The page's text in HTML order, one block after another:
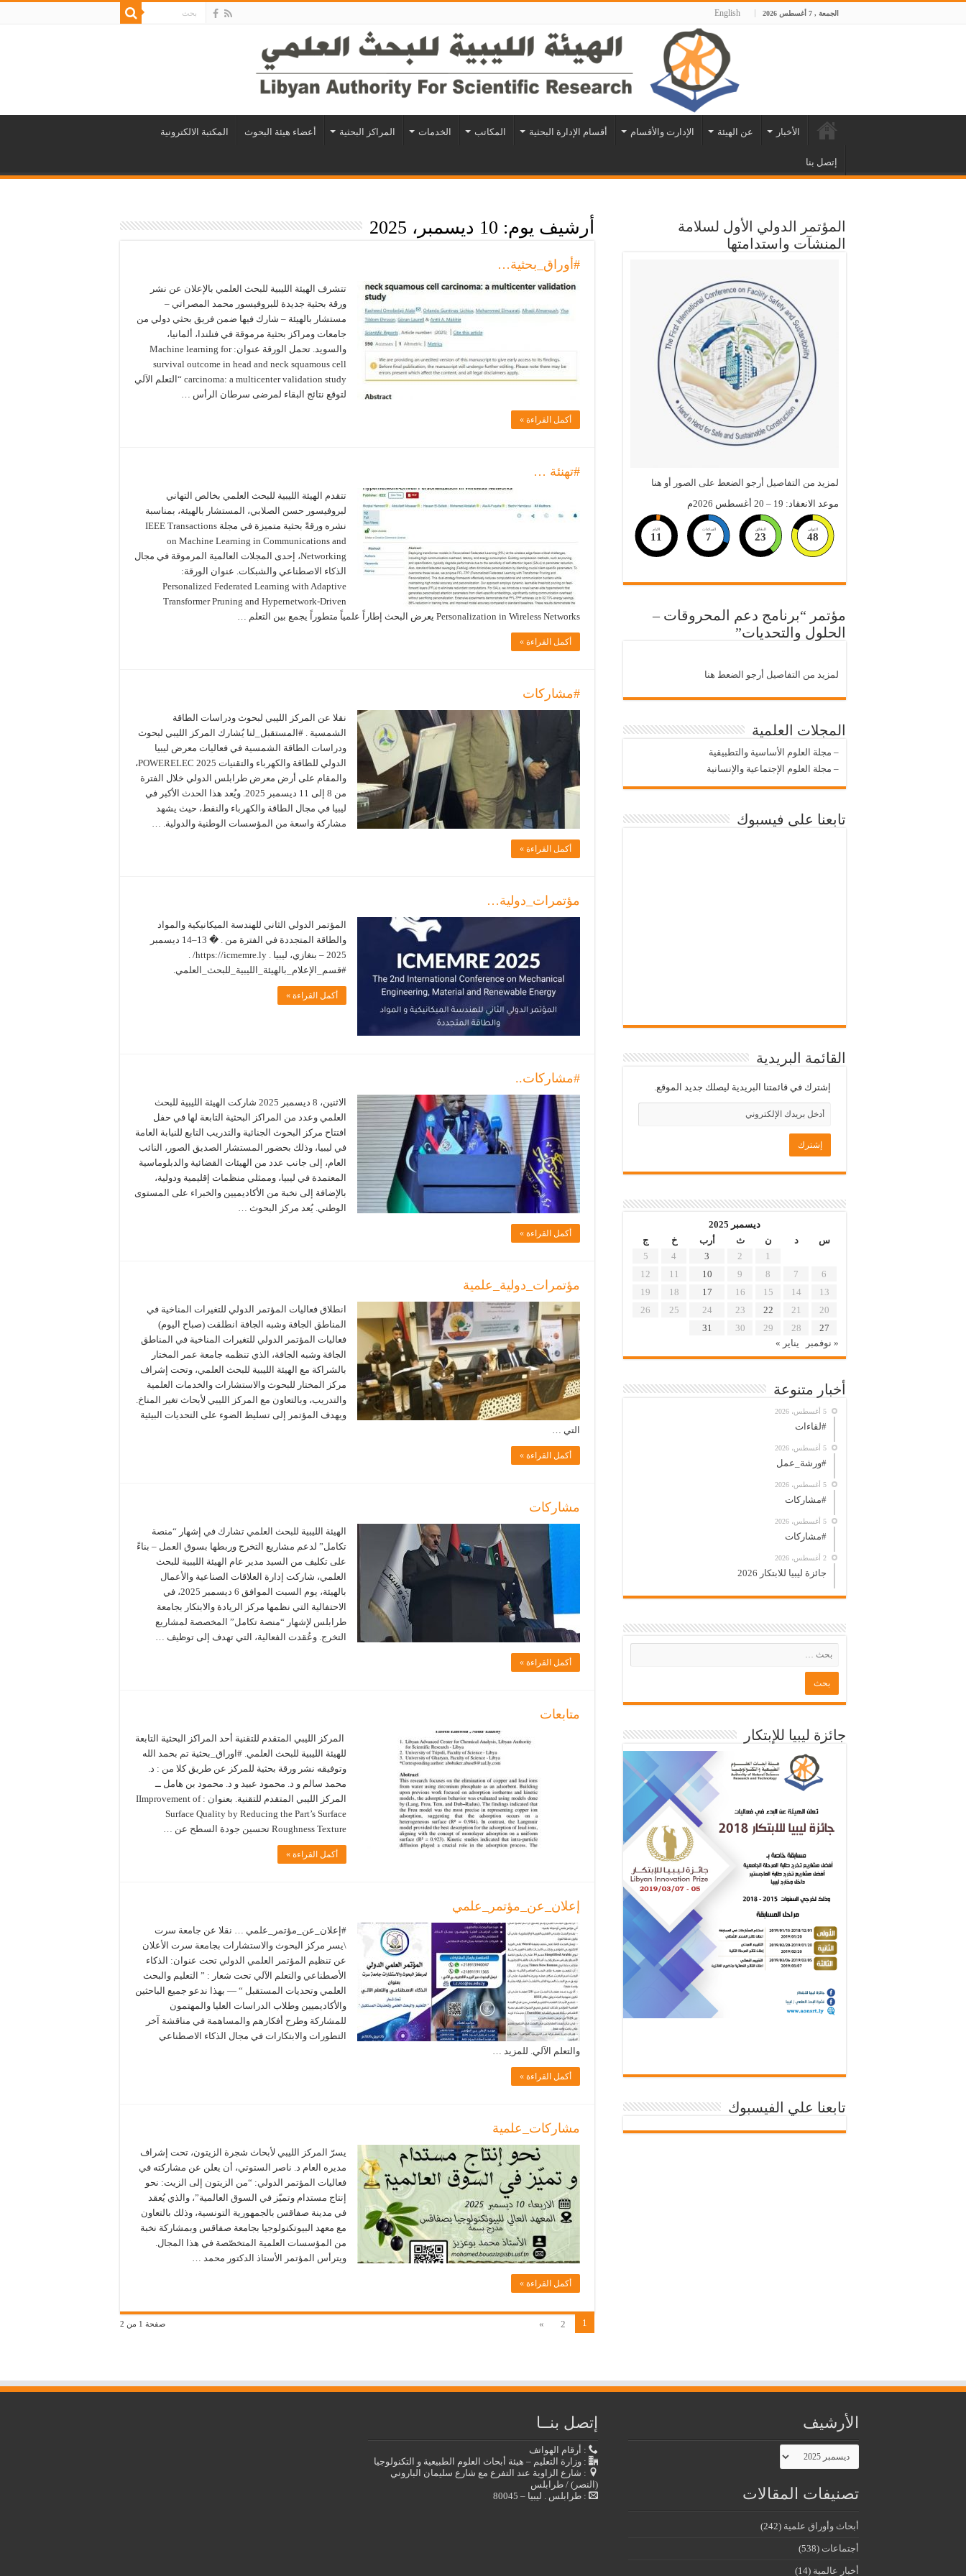
الجمعة , 7 أغسطس 2026 English
الأخبار عن الهيئة الإدارت والأقسام أقسام الإدارة البحثية المكاتب الخدمات المراكز البحثية أعضاء هيئة البحوث المكتبة الالكترونية
إتصل بنا
أرشيف يوم: 10 ديسمبر، 2025
#أوراق_بحثية…
تتشرف الهيئة الليبية للبحث العلمي بالإعلان عن نشر
ورقة بحثية جديدة للبروفيسور محمد المصراتي –
مستشار بالهيئة – شارك فيها ضمن فريق بحثي دولي من
جامعات ومراكز بحثية مرموقة في فنلندا، ألمانيا،
والسويد. تحمل الورقة عنوان: Machine learning for
survival outcome in head and neck squamous cell
carcinoma: a multicenter validation study “التعلم الآلي
لتوقع نتائج البقاء لمرضى سرطان الرأس …
أكمل القراءة »
#تهنئة …
تتقدم الهيئة الليبية للبحث العلمي بخالص التهاني
لبروفيسور حسن الصلابي، المستشار بالهيئة، بمناسبة
نشره ورقةً بحثية متميزة في مجلة IEEE Transactions
on Machine Learning in Communications and
Networking، إحدى المجلات العالمية المرموقة في مجال
الذكاء الاصطناعي والشبكات. عنوان الورقة:
Personalized Federated Learning with Adaptive
Transformer Pruning and Hypernetwork-Driven
Personalization in Wireless Networks يعرض البحث إطاراً علمياً متطوراً يجمع بين التعلم …
أكمل القراءة »
#مشاركات
نقلا عن المركز الليبي لبحوث ودراسات الطاقة
الشمسية . #المستقبل_لنا يُشارك المركز الليبي لبحوث
ودراسات الطاقة الشمسية في فعاليات معرض ليبيا
الدولي للطاقة والكهرباء والتقنيات POWERELEC 2025،
والمقام على أرض معرض طرابلس الدولي خلال الفترة
من 8 إلى 11 ديسمبر 2025. ويُعد هذا الحدث الأكبر في
ليبيا في مجال الطاقة والكهرباء والنفط، حيث يشهد
مشاركة واسعة من المؤسسات الوطنية والدولية. …
أكمل القراءة »
مؤتمرات_دولية…
المؤتمر الدولي الثاني للهندسة الميكانيكية والمواد
والطاقة المتجددة في الفترة من . � 13–14 ديسمبر
2025 – بنغازي، ليبيا . https://icmemre.ly/ .
#قسم_الإعلام_بالهيئة_الليبية_للبحث_العلمي.
أكمل القراءة »
#مشاركات..
الاثنين، 8 ديسمبر 2025 شاركت الهيئة الليبية للبحث
العلمي وعدد من المراكز البحثية التابعة لها في حفل
افتتاح مركز البحوث الجنائية والتدريب التابع للنيابة العامة
في ليبيا، وذلك بحضور المستشار الصديق الصور، النائب
العام، إلى جانب عدد من الهيئات القضائية والدبلوماسية
المعتمدة في ليبيا، وممثلي منظمات إقليمية ودولية،
بالإضافة إلى نخبة من الأكاديميين والخبراء على المستوى
الوطني. يُعد مركز البحوث …
أكمل القراءة »
مؤتمرات_دولية_علمية
انطلاق فعاليات المؤتمر الدولي للتغيرات المناخية في
المناطق الجافة وشبه الجافة انطلقت (صباح اليوم)
فعاليات المؤتمر الدولي للتغيرات المناخية في المناطق
الجافة وشبه الجافة، الذي تنظمه جامعة عمر المختار
بالشراكة مع الهيئة الليبية للبحث العلمي، وتحت إشراف
مركز المختار للبحوث والاستشارات والخدمات العلمية
والتدريب، وبالتعاون مع المركز الليبي لأبحاث تغير المناخ.
ويهدف المؤتمر إلى تسليط الضوء على التحديات البيئية
التي …
أكمل القراءة »
مشاركات
الهيئة الليبية للبحث العلمي تشارك في إشهار “منصة
تكامل” لدعم مشاريع التخرج وربطها بسوق العمل – بناءً
على تكليف من السيد مدير عام الهيئة الليبية للبحث
العلمي، شاركت إدارة العلاقات الصناعية والأعمال
بالهيئة، يوم السبت الموافق 6 ديسمبر 2025، في
الاحتفالية التي نظمها مركز الريادة والابتكار بجامعة
طرابلس لإشهار “منصة تكامل” المخصصة لمشاريع
التخرج. وعُقدت الفعالية، التي تهدف إلى توظيف …
أكمل القراءة »
متابعات
المركز الليبي المتقدم للتقنية أحد المراكز البحثية التابعة
للهيئة الليبية للبحث العلمي. #اوراق_بحثية تم بحمد الله
وتوفيقه نشر ورقة بحثية للمركز عن طريق كلا من : د.
محمد سالم و د. محمود عبيد و د. محمود بن هامل ــ
المركز الليبي المتقدم للتقنية. بعنوان : IImprovement of
Surface Quality by Reducing the Part’s Surface
Roughness Texture تحسين جودة السطح عن …
أكمل القراءة »
إعلان_عن_مؤتمر_علمي
#إعلان_عن_مؤتمر_علمي … نقلا عن جامعة سرت
\يسر مركز البحوث والاستشارات بجامعة سرت الأعلان
عن تنظيم المؤتمر العلمي الدولي تحت عنوان: الذكاء
الأصطناعي والتعلم الآلي تحت شعار : ” التعليم والبحث
العلمي وتحديات المستقبل “ — بهذا ندعو جميع الباحثين
والأكاديميين وطلاب الدراسات العليا والمهتمون
للمشاركة وطرح أفكارهم والمساهمة في مناقشة آخر
التطورات والابتكارات في مجال الذكاء الاصطناعي
والتعلم الآلي. للمزيد …
أكمل القراءة »
مشاركات_علمية
يسرّ المركز الليبي لأبحاث شجرة الزيتون، تحت إشراف
مديره العام د. ناصر الستوتي، أن يعلن عن مشاركته في
فعاليات المؤتمر الدولي: “من الزيتون إلى الزيت: نحو
إنتاج مستدام وتميّز في السوق العالمية”، والذي يُعقد
في مدينة صفاقس بالجمهورية التونسية، وذلك بالتعاون
مع معهد البيوتكنولوجيا بجامعة صفاقس وبمشاركة نخبة
من المؤسسات العلمية المتخصّصة في هذا المجال.
ويترأس المؤتمر الأستاذ الدكتور محمد …
أكمل القراءة »
صفحة 1 من 2 1
2
»
المؤتمر الدولي الأول لسلامة
المنشآت واستدامتها
لمزيد من التفاصيل أرجو الضعط على الصور أو هنا
موعد الانعقاد: 19 – 20 أغسطس 2026م
الايام
11
الساعات
7
الدقائق
23
الثواني
47
مؤتمر “برنامج دعم المحروقات –
الحلول والتحديات”
لمزيد من التفاصيل أرجو الضعط هنا
المجلات العلمية
– مجلة العلوم الأساسية والتطبيقية
– مجلة العلوم الإجتماعية والإنسانية
تابعنا على فيسبوك
القائمة البريدية
إشترك في قائمتنا البريدية ليصلك جديد الموقع.
ديسمبر 2025
س
د ن ث أرب خ
ج
1
2
3
4
5
6
7
8
9
10
11
12
13
14
15
16
17
18
19
20
21
22
23
24
25
26
27
28
29
30
31
« نوفمبر
يناير »
أخبار متنوعة
5 أغسطس، 2026
#لقاءات
5 أغسطس، 2026
#ورشة_عمل
5 أغسطس، 2026
#مشاركات
5 أغسطس، 2026
#مشاركات
2 أغسطس، 2026
جائزة ليبيا للابتكار 2026
جائزة ليبيا للإبتكار
تابعنا علي الفيسبوك
الأرشيف
الأرشيف
تصنيفات المقالات
أبحاث وأوراق علمية (242)
أجتماعات (538)
أخبار عالمية (14)
إتصل بنــا
: أرقام الهواتف
: وزارة التعليم – هيئة أبحاث العلوم الطبيعية و التكنولوجيا
: شارع الزاوية عند التفرع مع شارع سليمان الباروني
(النصر) / طرابلس
: طرابلس . ليبيا – 80045